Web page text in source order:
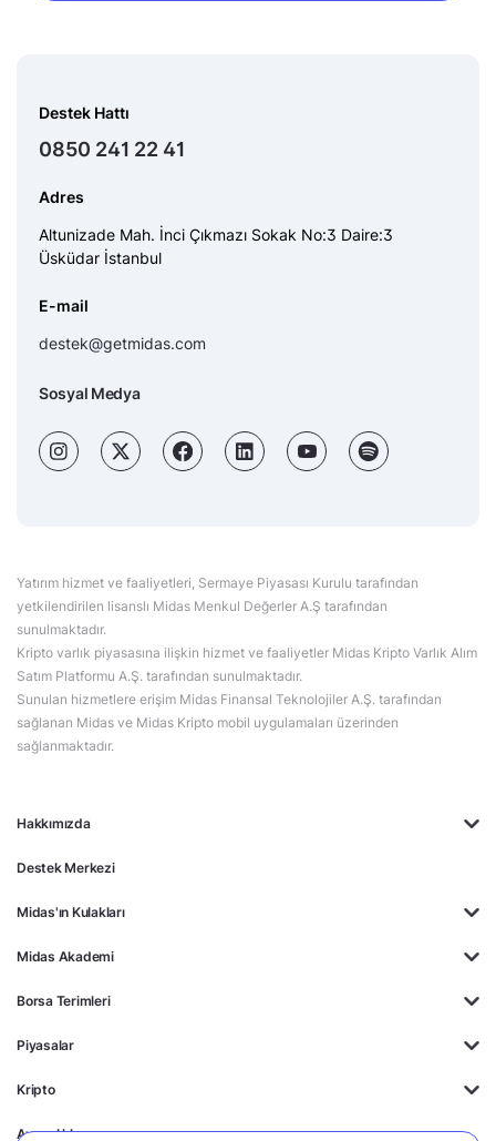
Hakkımızda
Destek Merkezi
Midas'ın Kulakları
Midas Akademi
Borsa Terimleri
Piyasalar
Kripto
Ayrıcalıklar
Destek Hattı
0850 241 22 41
Adres
Altunizade Mah. İnci Çıkmazı Sokak No:3 Daire:3
Üsküdar İstanbul
E-mail
destek@getmidas.com
Sosyal Medya
Yatırım hizmet ve faaliyetleri, Sermaye Piyasası Kurulu tarafından
yetkilendirilen lisanslı Midas Menkul Değerler A.Ş tarafından
sunulmaktadır.
Kripto varlık piyasasına ilişkin hizmet ve faaliyetler Midas Kripto Varlık Alım
Satım Platformu A.Ş. tarafından sunulmaktadır.
Sunulan hizmetlere erişim Midas Finansal Teknolojiler A.Ş. tarafından
sağlanan Midas ve Midas Kripto mobil uygulamaları üzerinden
sağlanmaktadır.